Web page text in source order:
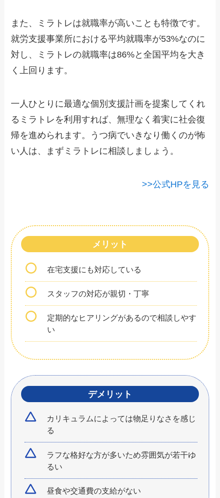
また、ミラトレは就職率が高いことも特徴です。
就労支援事業所における平均就職率が53%なのに
対し、ミラトレの就職率は86%と全国平均を大き
く上回ります。
一人ひとりに最適な個別支援計画を提案してくれ
るミラトレを利用すれば、無理なく着実に社会復
帰を進められます。うつ病でいきなり働くのが怖
い人は、まずミラトレに相談しましょう。
>>公式HPを見る
メリット
在宅支援にも対応している
スタッフの対応が親切・丁寧
定期的なヒアリングがあるので相談しやす
い
デメリット
カリキュラムによっては物足りなさを感じ
る
ラフな格好な方が多いため雰囲気が若干ゆ
るい
昼食や交通費の支給がない